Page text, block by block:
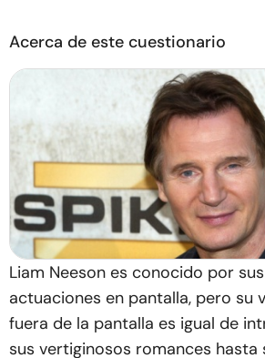
Acerca de este cuestionario
Liam Neeson es conocido por
actuaciones en pantalla, pero su
fuera de la pantalla es igual de
sus vertiginosos romances